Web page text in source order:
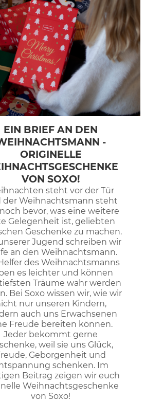
EIN BRIEF AN DEN
-
ORIGINELLE
VON SOXO!
steht vor der Tür
der Weihnachtsmann steht
bevor, was eine weitere
Gelegenheit ist, geliebten
Geschenke zu machen.
Jugend schreiben wir
an den Weihnachtsmann.
des Weihnachtsmanns
es leichter und können
tiefsten Träume wahr werden
Bei Soxo wissen wir, wie wir
nur unseren Kindern,
auch uns Erwachsenen
Freude bereiten können.
Jeder bekommt gerne
weil sie uns Glück,
Geborgenheit und
schenken. Im
Beitrag zeigen wir euch
Weihnachtsgeschenke
von Soxo!